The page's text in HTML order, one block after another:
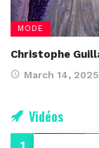
MODE
Christophe
March 14, 2025
Vidéos